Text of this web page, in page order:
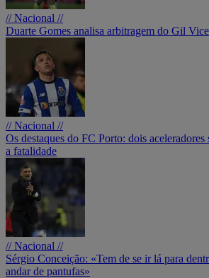
// Nacional //
Duarte Gomes analisa arbitragem do Gil
// Nacional //
Os destaques do FC Porto: dois aceleradores
a fatalidade
// Nacional //
Sérgio Conceição: «Tem de se ir lá para
andar de pantufas»